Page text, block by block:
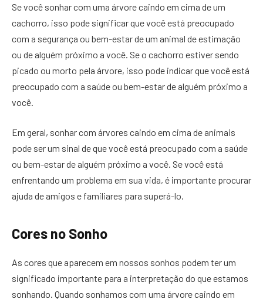
Se você sonhar com uma árvore caindo em cima de um
cachorro, isso pode significar que você está preocupado
com a segurança ou bem-estar de um animal de estimação
ou de alguém próximo a você. Se o cachorro estiver sendo
picado ou morto pela árvore, isso pode indicar que você está
preocupado com a saúde ou bem-estar de alguém próximo a
você.
Em geral, sonhar com árvores caindo em cima de animais
pode ser um sinal de que você está preocupado com a saúde
ou bem-estar de alguém próximo a você. Se você está
enfrentando um problema em sua vida, é importante procurar
ajuda de amigos e familiares para superá-lo.
Cores no Sonho
As cores que aparecem em nossos sonhos podem ter um
significado importante para a interpretação do que estamos
sonhando. Quando sonhamos com uma árvore caindo em